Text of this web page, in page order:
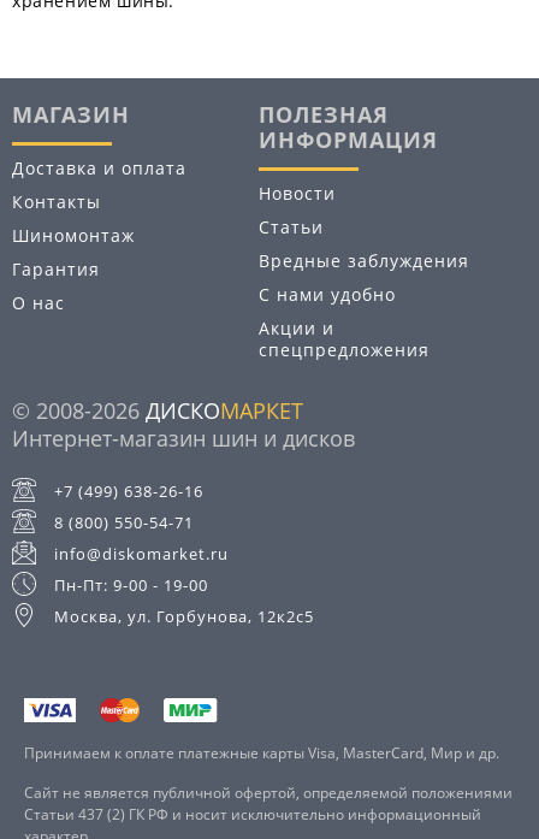
МАГАЗИН
Доставка и оплата
Контакты
Шиномонтаж
Гарантия
О нас
ПОЛЕЗНАЯ
ИНФОРМАЦИЯ
Новости
Статьи
Вредные заблуждения
С нами удобно
Акции и
спецпредложения
© 2008-2026 ДИСКОМАРКЕТ
Интернет-магазин шин и дисков
+7 (499) 638-26-16
8 (800) 550-54-71
info@diskomarket.ru
Пн-Пт: 9-00 - 19-00
Москва, ул. Горбунова, 12к2с5
Принимаем к оплате платежные карты Visa, MasterCard, Мир и др.
Сайт не является публичной офертой, определяемой положениями
Статьи 437 (2) ГК РФ и носит исключительно информационный